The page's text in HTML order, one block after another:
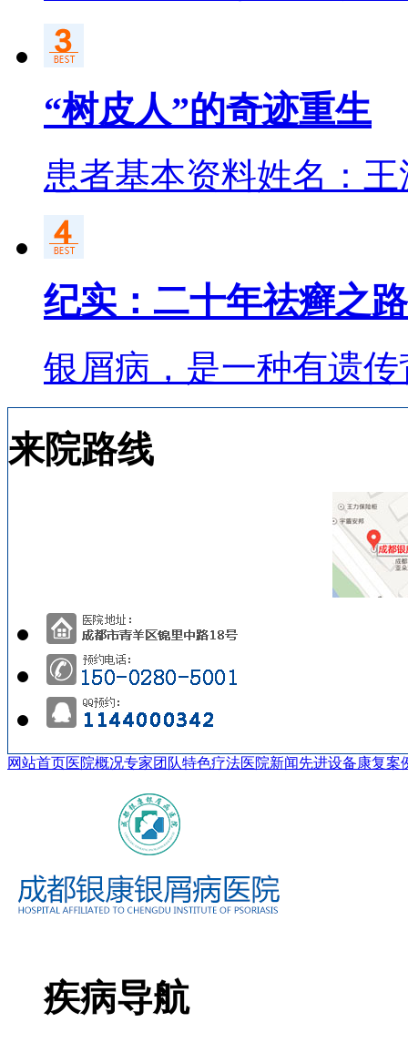
“树皮人”的奇迹重生
患者基本资料姓名：
纪实：二十年祛癣之路
银屑病，是一种有遗传
来院路线
网站首页医院概况专家团队特色疗法医院新闻先进设备康复案
疾病导航